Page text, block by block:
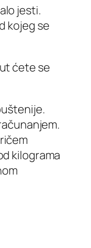
jesti.
kojeg se
ćete se
kilograma